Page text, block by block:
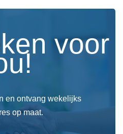
voor
en ontvang wekelijks
op maat.